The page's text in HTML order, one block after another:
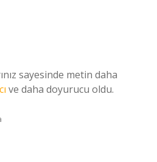
sayesinde metin daha
ve daha doyurucu oldu.